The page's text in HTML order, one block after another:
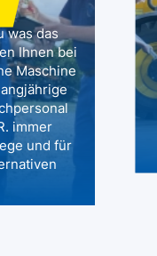
was das
Ihnen bei
Maschine
immer
und für